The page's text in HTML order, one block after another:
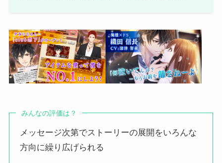
みんなの評価は？
メッセージ次第でストーリーの展開をいろんな
方向に繰り広げられる